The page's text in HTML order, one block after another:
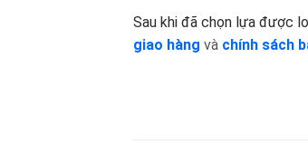
Sau khi đã chọn lựa được
giao hàng và chính sách